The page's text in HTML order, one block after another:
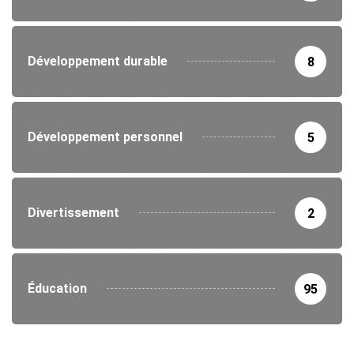
Développement durable 8
Développement personnel 5
Divertissement 2
Éducation 95